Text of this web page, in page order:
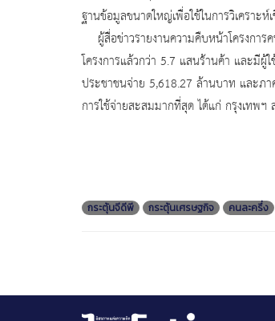
ฐานข้อมูลขนาดใหญ่เพื่อใช้ในการวิเคราะห์
ผู้สื่อข่าวรายงานความคืบหน้าโครงกา
โครงการแล้วกว่า 5.7 แสนร้านค้า และมี
ประชาชนจ่าย 5,618.27 ล้านบาท และภ
การใช้จ่ายสะสมมากที่สุด ได้แก่ กรุงเทพฯ
กระตุ้นจีดีพี กระตุ้นเศรษฐกิจ คนละครึ่ง